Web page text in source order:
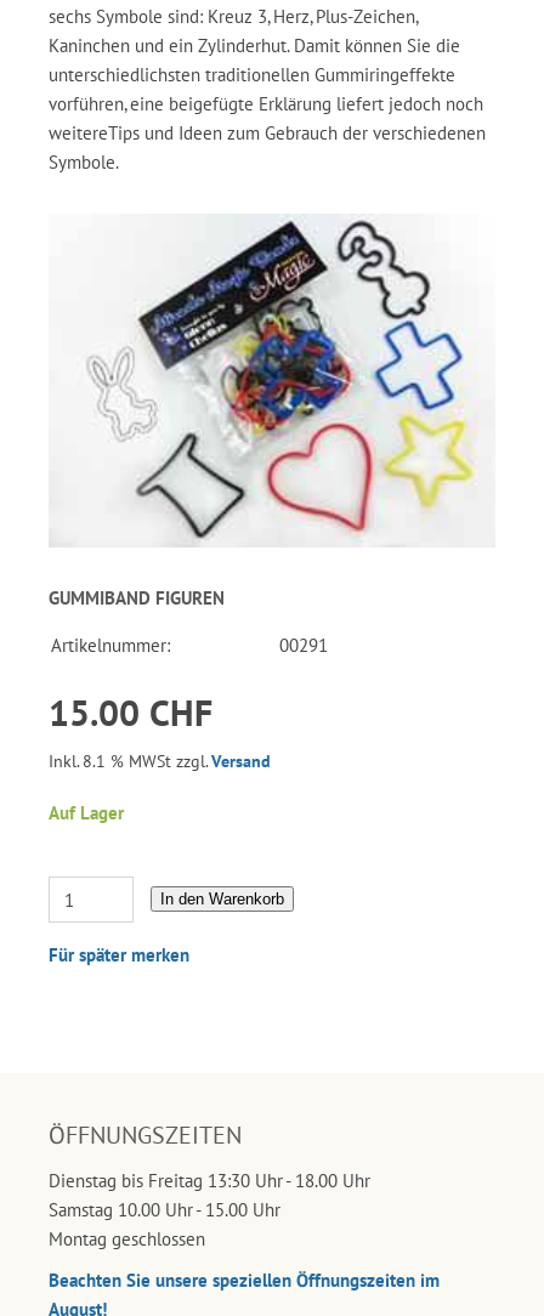
sechs Symbole sind: Kreuz 3, Herz, Plus-Zeichen,
Kaninchen und ein Zylinderhut. Damit können Sie die
unterschiedlichsten traditionellen Gummiringeffekte
vorführen, eine beigefügte Erklärung liefert jedoch noch
weitereTips und Ideen zum Gebrauch der verschiedenen
Symbole.
GUMMIBAND FIGUREN
Artikelnummer: 00291
15.00 CHF
Inkl. 8.1 % MWSt zzgl.Versand
Auf Lager
In den Warenkorb
Für später merken
ÖFFNUNGSZEITEN
Dienstag bis Freitag 13:30 Uhr - 18.00 Uhr
Samstag 10.00 Uhr - 15.00 Uhr
Montag geschlossen
Beachten Sie unsere speziellen Öffnungszeiten im
August!